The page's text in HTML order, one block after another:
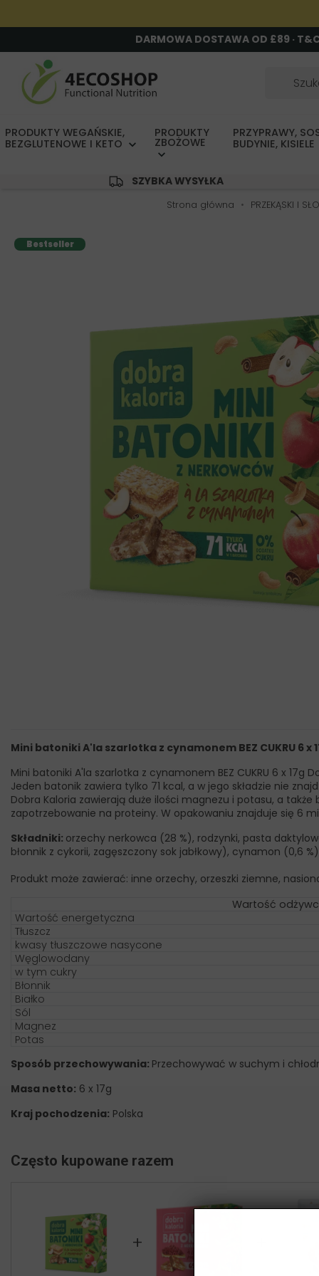
DARMOWA DOSTAWA OD £89 ·
PRODUKTY WEGAŃSKIE,
BEZGLUTENOWE I KETO
PRODUKTY
ZBOŻOWE
PRZYPRAWY,
BUDYNIE, KISIELE
SZYBKA WYSYŁKA
Strona główna PRZEKĄSKI I
Bestseller
Mini batoniki A'la szarlotka z cynamonem BEZ CUKRU 6 x
Mini batoniki A'la szarlotka z cynamonem BEZ CUKRU 6 x
Jeden batonik zawiera tylko 71 kcal, a w jego składzie nie
Dobra Kaloria zawierają duże ilości magnezu i potasu, a
zapotrzebowanie na proteiny. W opakowaniu znajduje się 6
Składniki: orzechy nerkowca (28 %), rodzynki, pasta
błonnik z cykorii, zagęszczony sok jabłkowy), cynamon (0,6
Produkt może zawierać: inne orzechy, orzeszki ziemne,
Wartość
Wartość energetyczna
Tłuszcz
kwasy tłuszczowe nasycone
Węglowodany
w tym cukry
Błonnik
Białko
Sól
Magnez
Potas
Sposób przechowywania: Przechowywać w suchym i
Masa netto: 6 x 17g
Kraj pochodzenia: Polska
Często kupowane razem
+